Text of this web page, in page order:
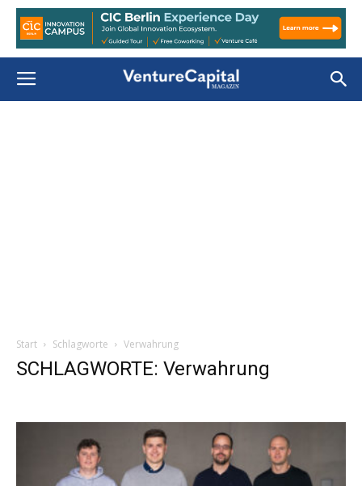
Start Schlagworte Verwahrung
SCHLAGWORTE: Verwahrung